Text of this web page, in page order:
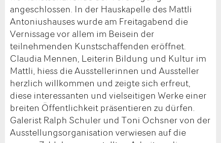
angeschlossen. In der Hauskapelle des Mattli
Antoniushauses wurde am Freitagabend die
Vernissage vor allem im Beisein der
teilnehmenden Kunstschaffenden eröffnet.
Claudia Mennen, Leiterin Bildung und Kultur im
Mattli, hiess die Ausstellerinnen und Aussteller
herzlich willkommen und zeigte sich erfreut,
diese interessanten und vielseitigen Werke einer
breiten Öffentlichkeit präsentieren zu dürfen.
Galerist Ralph Schuler und Toni Ochsner von der
Ausstellungsorganisation verwiesen auf die